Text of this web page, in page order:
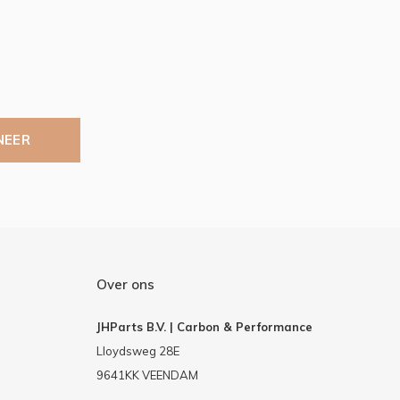
Over ons
JHParts B.V. | Carbon & Performance
Lloydsweg 28E
9641KK VEENDAM